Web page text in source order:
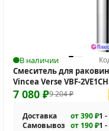
В наличии
Смеситель для
Vincea Verse VBF-2VE1CH
9 204₽
7 080₽
Доставка от 390 ₽1
Самовывоз от 190 ₽1